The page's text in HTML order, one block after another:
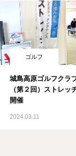
ゴルフ
城島高原ゴルフクラ
（第２回）ストレッ
開催
2024.03.11